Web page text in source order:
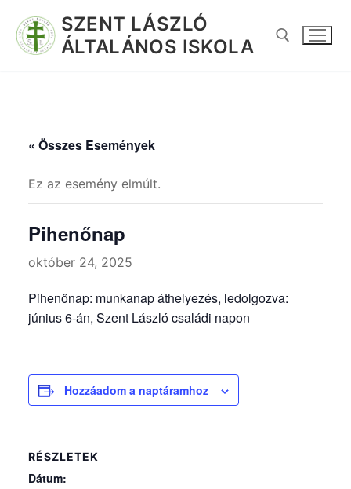
SZENT LÁSZLÓ
ÁLTALÁNOS ISKOLA
« Összes Események
Ez az esemény elmúlt.
Pihenőnap
október 24, 2025
Pihenőnap: munkanap áthelyezés, ledolgozva:
június 6-án, Szent László családi napon
Hozzáadom a naptáramhoz
RÉSZLETEK
Dátum: